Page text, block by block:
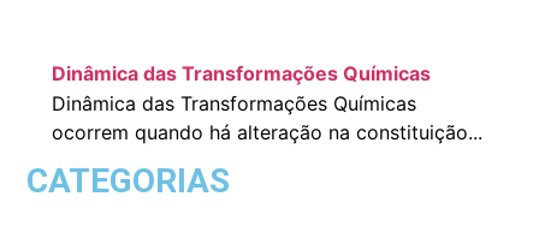
Dinâmica das Transformações Químicas
Dinâmica das Transformações Químicas
ocorrem quando há alteração na constituição...
CATEGORIAS